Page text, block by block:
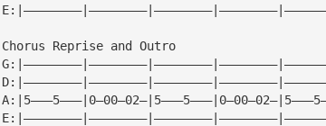
Chorus Reprise and Outro